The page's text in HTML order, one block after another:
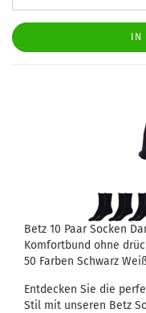
Betz 10 Paar Socken
Komfortbund ohne
50 Farben Schwarz
Entdecken Sie die
Stil mit unseren Betz